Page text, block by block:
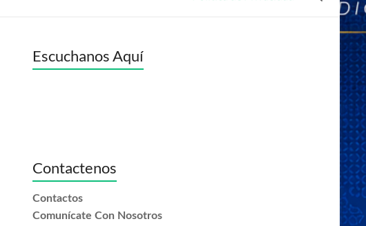
Escuchanos Aquí
Contactenos
Contactos
Comunícate Con Nosotros